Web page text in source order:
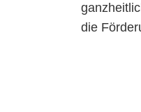
die